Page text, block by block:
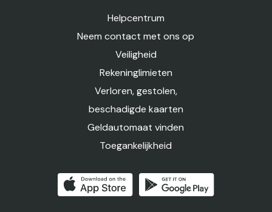
Helpcentrum
Neem contact met ons op
Veiligheid
Rekeninglimieten
Verloren, gestolen,
beschadigde kaarten
Geldautomaat vinden
Toegankelijkheid